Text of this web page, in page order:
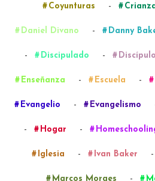
Coyunturas -
Daniel Divano - Danny
- Discipulado - Discípulo
Enseñanza - Escuela -
Evangelio - Evangelismo
- Hogar -
Iglesia - Ivan Baker -
Marcos Moraes -